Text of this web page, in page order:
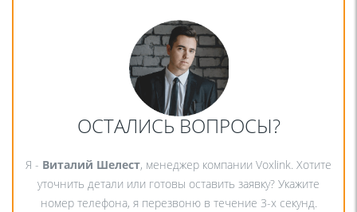
ОСТАЛИСЬ ВОПРОСЫ?
Я - Виталий Шелест, менеджер компании Voxlink. Хотите
уточнить детали или готовы оставить заявку? Укажите
номер телефона, я перезвоню в течение 3-х секунд.